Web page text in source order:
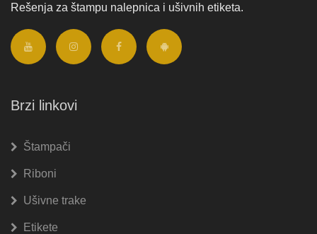
Rešenja za štampu nalepnica i ušivnih etiketa.
Brzi linkovi
Štampači
Riboni
Ušivne trake
Etikete